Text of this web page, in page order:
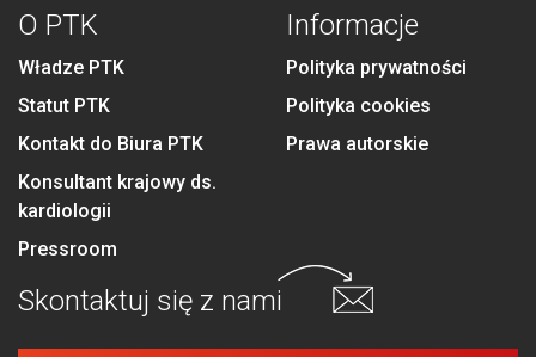
O PTK
Władze PTK
Statut PTK
Kontakt do Biura PTK
Konsultant krajowy ds.
kardiologii
Pressroom
Informacje
Polityka prywatności
Polityka cookies
Prawa autorskie
Skontaktuj się z nami